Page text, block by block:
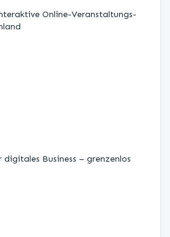
Online-Veranstaltungs-
Business – grenzenlos